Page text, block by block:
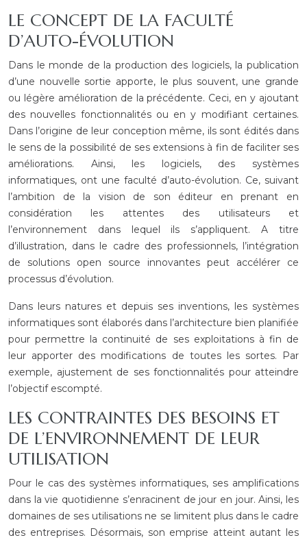
LE CONCEPT DE LA FACULTÉ
D’AUTO-ÉVOLUTION
Dans le monde de la production des logiciels, la publication
d’une nouvelle sortie apporte, le plus souvent, une grande
ou légère amélioration de la précédente. Ceci, en y ajoutant
des nouvelles fonctionnalités ou en y modifiant certaines.
Dans l’origine de leur conception même, ils sont édités dans
le sens de la possibilité de ses extensions à fin de faciliter ses
améliorations. Ainsi, les logiciels, des systèmes
informatiques, ont une faculté d’auto-évolution. Ce, suivant
l’ambition de la vision de son éditeur en prenant en
considération les attentes des utilisateurs et
l’environnement dans lequel ils s’appliquent. A titre
d’illustration, dans le cadre des professionnels, l’intégration
de solutions open source innovantes peut accélérer ce
processus d’évolution.
Dans leurs natures et depuis ses inventions, les systèmes
informatiques sont élaborés dans l’architecture bien planifiée
pour permettre la continuité de ses exploitations à fin de
leur apporter des modifications de toutes les sortes. Par
exemple, ajustement de ses fonctionnalités pour atteindre
l’objectif escompté.
LES CONTRAINTES DES BESOINS ET
DE L’ENVIRONNEMENT DE LEUR
UTILISATION
Pour le cas des systèmes informatiques, ses amplifications
dans la vie quotidienne s’enracinent de jour en jour. Ainsi, les
domaines de ses utilisations ne se limitent plus dans le cadre
des entreprises. Désormais, son emprise atteint autant les